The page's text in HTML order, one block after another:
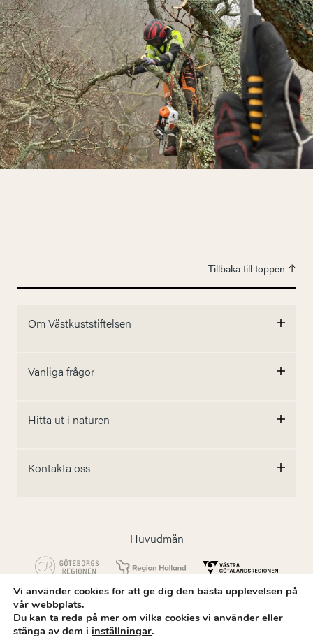
Tillbaka till toppen
Om Västkuststiftelsen
Vanliga frågor
Hitta ut i naturen
Kontakta oss
Huvudmän
Vi använder cookies för att ge dig den bästa upplevelsen på
vår webbplats.
Du kan ta reda på mer om vilka cookies vi använder eller
stänga av dem i inställningar.